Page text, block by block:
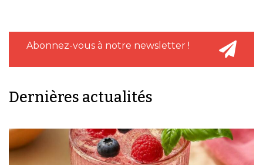
Abonnez-vous à notre newsletter !
Dernières actualités